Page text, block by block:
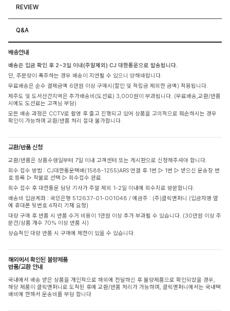
REVIEW
Q&A
배송안내
배송은 입금 확인 후 2~3일 이내(주말제외) CJ 대한통운으로 발송됩니다.
단, 주문량이 폭주하는 경우 배송이 지연될 수 있으니 양해바랍니다.
무료배송은 순수 결제금액 6만원 이상 구매시(할인 및 적립금 제외한 금액) 적용됩니다.
제주도 및 도서산간지역은 추가배송비(도선료) 3,000원이 부과됩니다. (무료배송,교환/반품
시에도 도선료는 고객님 부담)
모든 배송 과정은 CCTV로 촬영 후 출고 진행되고 있어 상품을 고의적으로 훼손하시는 경우
확인이 가능하며 교환/반품 처리 절대 불가합니다.
교환/반품 신청
교환/반품은 상품수령일부터 7일 이내 고객센터 또는 게시판으로 신청해주셔야 합니다.
회수 접수 방법 : CJ대한통운택배(1588-1255)ARS 연결 후 1번 ▷ 1번 ▷ 받으신 운송장 번
호 등록 ▷ 착불로 선택 ▷ 회수접수 완료
회수 접수 후 대한통운 담당 기사가 주말 제외 1-2일 이내에 회수지로 방문합니다.
배송비 입금계좌 : 국민은행 512637-01-001048 / 예금주 : (주)클릭앤퍼니 (입금자명 옆
에 휴대폰 뒷번호 4자리 기재 요청)
대량 구매 후 반품 시 반품 수거 비용이 1만원 이상 추가 부과될 수 있습니다. (30만원 이상 주
문건/상품 개수 70% 이상 반품 시)
상습적인 대량 반품 시 구매에 제한이 있을 수 있습니다.
해외에서 확인된 불량제품
반품/교환 안내
국내에서 배송 받은 상품을 개인적으로 해외에 전달하신 후 불량제품으로 확인되었을 경우,
해당 제품이 클릭앤퍼니로 도착된 후에 교환/반품 처리가 가능하며, 클릭앤퍼니에서는 국내택
배비에 한해서 운송비를 부담 합니다